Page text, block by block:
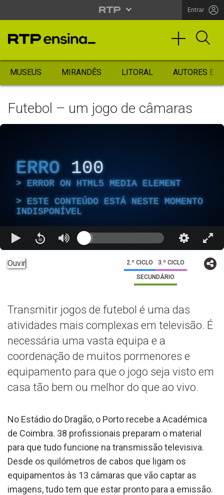
Entrar
MUSEUS MIRANDÊS LITORAL AUTORES
Futebol – um jogo de câmaras
ERRO 100
ERROR ON HTML5 MEDIA ELEMENT
ESTE CONTEÚDO ESTÁ NESTE MOMENTO
INDISPONÍVEL
Ouvir 2.º CICLO 3.º CICLO
SECUNDÁRIO
Transmitir jogos de futebol é uma das
atividades mais complexas em televisão. É
necessária uma vasta equipa e a
coordenação de muitos pormenores e
equipamento para que o jogo seja visto em
casa tão bem ou melhor do que ao vivo.
No Estádio do Dragão, o Porto recebe a Académica
de Coimbra. 38 profissionais preparam o material
para que tudo funcione na transmissão televisiva.
Desde os quilómetros de cabos que ligam os
equipamentos às 13 câmaras que vão captar as
imagens, tudo tem que estar pronto para a emissão.